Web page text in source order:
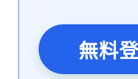
無料